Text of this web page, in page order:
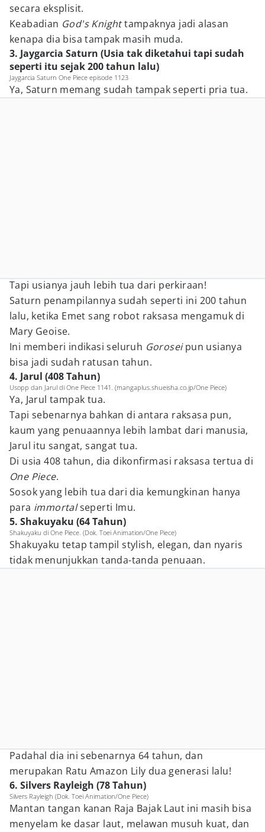
secara eksplisit.
Keabadian God's Knighttampaknya jadi alasan
kenapa dia bisa tampak masih muda.
3. Jaygarcia Saturn (Usia tak diketahui tapi sudah
seperti itu sejak 200 tahun lalu)
Jaygarcia Saturn One Piece episode 1123
Ya, Saturn memang sudah tampak seperti pria tua.
Tapi usianya jauh lebih tua dari perkiraan!
Saturn penampilannya sudah seperti ini 200 tahun
lalu, ketika Emet sang robot raksasa mengamuk di
Mary Geoise.
Ini memberi indikasi seluruh Goroseipun usianya
bisa jadi sudah ratusan tahun.
4. Jarul (408 Tahun)
Usopp dan Jarul di One Piece 1141. (mangaplus.shueisha.co.jp/One Piece)
Ya, Jarul tampak tua.
Tapi sebenarnya bahkan di antara raksasa pun,
kaum yang penuaannya lebih lambat dari manusia,
Jarul itu sangat, sangat tua.
Di usia 408 tahun, dia dikonfirmasi raksasa tertua di
One Piece.
Sosok yang lebih tua dari dia kemungkinan hanya
para immortalseperti Imu.
5. Shakuyaku (64 Tahun)
Shakuyaku di One Piece. (Dok. Toei Animation/One Piece)
Shakuyaku tetap tampil stylish, elegan, dan nyaris
tidak menunjukkan tanda-tanda penuaan.
Padahal dia ini sebenarnya 64 tahun, dan
merupakan Ratu Amazon Lily dua generasi lalu!
6. Silvers Rayleigh (78 Tahun)
Silvers Rayleigh (Dok. Toei Animation/One Piece)
Mantan tangan kanan Raja Bajak Laut ini masih bisa
menyelam ke dasar laut, melawan musuh kuat, dan